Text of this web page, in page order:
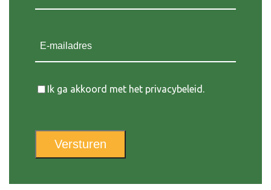
Instemming
Ik ga akkoord met het privacybeleid.
Versturen